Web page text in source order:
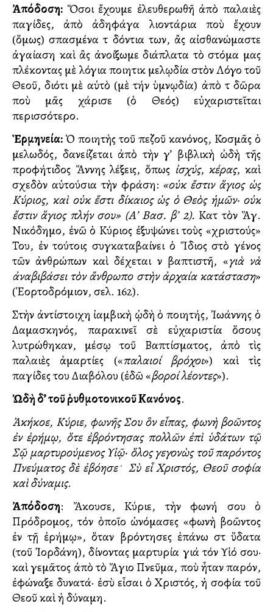
Ἀπόδοση: Ὅσοι ἔχουμε ἐλευθερωθῆ ἀπὸ παλαιὲς
παγίδες, ἀπὸ ἀδηφάγα λιοντάρια ποὺ ἔχουν
(ὅμως) σπασμένα τὰ δόντια των, ἂς αἰσθανώμαστε
ἀγαλλίαση καὶ ἂς ἀνοίξωμε διάπλατα τὸ στόμα μας
πλέκοντας μὲ λόγια ποιητικὰ μελῳδία στὸν Λόγο τοῦ
Θεοῦ, διότι μὲ αὐτὸ (μὲ τήν ὑμνῳδία) ἀπὸ τὰ δῶρα
ποὺ μᾶς χάρισε (ὁ Θεός) εὐχαριστεῖται
περισσότερο.
Ἑρμηνεία:Ὁ ποιητὴς τοῦ πεζοῦ κανόνος, Κοσμᾶς ὁ
μελωδός, δανείζεται ἀπὸ τὴν γ’ βιβλικὴ ὠδὴ τῆς
προφήτιδος Ἄννης λέξεις, ὅπως ἰσχύς, κέρας, καὶ
σχεδὸν αὐτούσια τὴν φράση: «οὐκ ἔστιν ἅγιος ὡς
Κύριος, καὶ οὐκ ἔστι δίκαιος ὡς ὁ Θεὸς ἡμῶν· οὐκ
ἔστιν ἅγιος πλήν σου» (Α’ Βασ. β’ 2). Κατὰ τὸν Ἅγ.
Νικόδημο, ἐνῶ ὁ Κύριος ἐξυψώνει τοὺς «χριστούς»
Του, ἐν τούτοις συγκαταβαίνει ὁ Ἴδιος στὸ γένος
τῶν ἀνθρώπων καὶ δέχεται νὰ βαπτιστῆ, «γιὰ νὰ
ἀναβιβάσει τὸν ἄνθρωπο στὴν ἀρχαία κατάσταση»
(Ἑορτοδρόμιον, σελ. 162).
Στὴν ἀντίστοιχη ἰαμβικὴ ᾠδὴ ὁ ποιητής, Ἰωάννης ὁ
Δαμασκηνός, παρακινεῖ σὲ εὐχαριστία ὅσους
λυτρώθηκαν, μέσῳ τοῦ Βαπτίσματος, ἀπὸ τὶς
παλαιὲς ἁμαρτίες («παλαιοί βρόχοι») καὶ τὶς
παγίδες του Διαβόλου (ἐδῶ «βοροί λέοντες»).
Ὠδὴ δ’ τοῦ ῥυθμοτονικοῦ Κανόνος.
Ἀκήκοε, Κύριε, φωνῆς Σου ὃν εἶπας, φωνὴ βοῶντος
ἐν ἐρήμῳ, ὅτε ἐβρόντησας πολλῶν ἐπὶ ὑδάτων τῷ
Σῷ μαρτυρούμενος Υἱῷ· ὅλος γεγονὼς τοῦ παρόντος
Πνεύματος δὲ ἐβόησε﮲ Σὺ εἶ Χριστός, Θεοῦ σοφία
καὶ δύναμις.
Ἀπόδοση: Ἄκουσε, Κύριε, τὴν φωνή σου ὁ
Πρόδρομος, τόν ὁποῖο ὠνόμασες «φωνὴ βοῶντος
ἐν τῇ ἐρήμῳ», ὅταν βρόντησες ἐπάνω στὰ ὕδατα
(τοῦ Ἰορδάνη), δίνοντας μαρτυρία γιά τόν Υἱό σου·
καὶ γεμᾶτος ἀπὸ τὸ Ἅγιο Πνεῦμα, ποὺ ἦταν παρόν,
ἐφώναξε δυνατά· ἐσὺ εἶσαι ὁ Χριστός, ἡ σοφία τοῦ
Θεοῦ καὶ ἡ δύναμη.